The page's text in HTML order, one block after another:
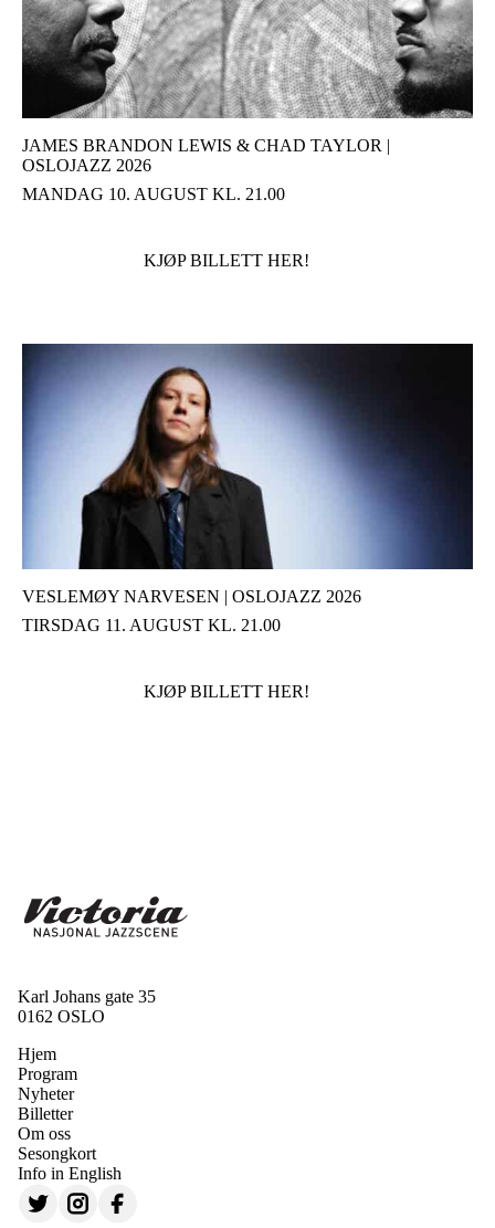
JAMES BRANDON LEWIS & CHAD TAYLOR |
OSLOJAZZ 2026
MANDAG 10. AUGUST KL. 21.00
KJØP BILLETT HER!
VESLEMØY NARVESEN | OSLOJAZZ 2026
TIRSDAG 11. AUGUST KL. 21.00
KJØP BILLETT HER!
Karl Johans gate 35
0162 OSLO
Hjem
Program
Nyheter
Billetter
Om oss
Sesongkort
Info in English